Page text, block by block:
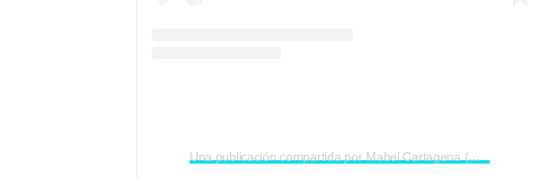
Una publicación compartida por Mabel Cartagena (@flakycartagena)